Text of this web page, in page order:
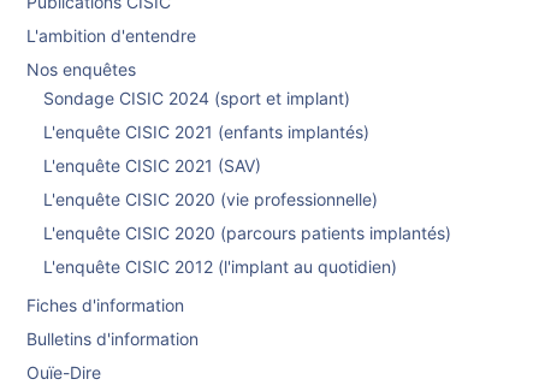
L'ambition d'entendre
Nos enquêtes
Sondage CISIC 2024 (sport et implant)
L'enquête CISIC 2021 (enfants implantés)
L'enquête CISIC 2021 (SAV)
L'enquête CISIC 2020 (vie professionnelle)
L'enquête CISIC 2020 (parcours patients implantés)
L'enquête CISIC 2012 (l'implant au quotidien)
Fiches d'information
Bulletins d'information
Ouïe-Dire